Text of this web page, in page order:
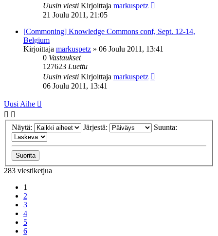
Uusin viesti Kirjoittaja markuspetz
21 Joulu 2011, 21:05
[Commoning] Knowledge Commons conf, Sept. 12-14,
Belgium
Kirjoittaja markuspetz » 06 Joulu 2011, 13:41
0 Vastaukset
127623 Luettu
Uusin viesti Kirjoittaja markuspetz
06 Joulu 2011, 13:41
Uusi Aihe
Näytä: Järjestä: Suunta:
283 viestiketjua
1
2
3
4
5
6